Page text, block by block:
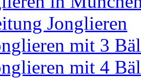
Jonglieren
mit 3
mit 4